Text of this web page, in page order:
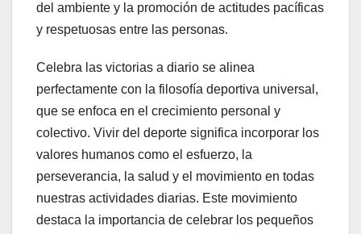
del ambiente y la promoción de actitudes pacíficas
y respetuosas entre las personas.
Celebra las victorias a diario se alinea
perfectamente con la filosofía deportiva universal,
que se enfoca en el crecimiento personal y
colectivo. Vivir del deporte significa incorporar los
valores humanos como el esfuerzo, la
perseverancia, la salud y el movimiento en todas
nuestras actividades diarias. Este movimiento
destaca la importancia de celebrar los pequeños